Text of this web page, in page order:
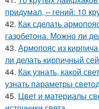
придумал, – гений: 10
42. Как сделать
газобетона. Можно ли
43. Армопояс из
ли делать кирпичный
44. Как узнать, какой
узнать параметры
45. Цвет и материалы